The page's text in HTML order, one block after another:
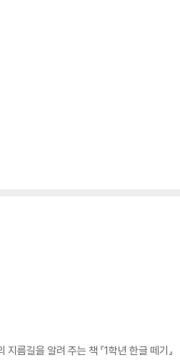
름길을 알려 주는 책 『1학년 한글 떼기』